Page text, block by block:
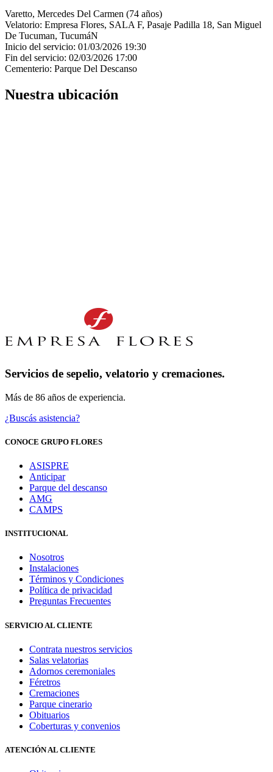
Varetto, Mercedes Del Carmen (74 años)
Velatorio: Empresa Flores, SALA F, Pasaje Padilla 18, San Miguel
De Tucuman, TucumáN
Inicio del servicio: 01/03/2026 19:30
Fin del servicio: 02/03/2026 17:00
Cementerio: Parque Del Descanso
Nuestra ubicación
Servicios de sepelio, velatorio y cremaciones.
Más de 86 años de experiencia.
¿Buscás asistencia?
CONOCE GRUPO FLORES
ASISPRE
Anticipar
Parque del descanso
AMG
CAMPS
INSTITUCIONAL
Nosotros
Instalaciones
Términos y Condiciones
Política de privacidad
Preguntas Frecuentes
SERVICIO AL CLIENTE
Contrata nuestros servicios
Salas velatorias
Adornos ceremoniales
Féretros
Cremaciones
Parque cinerario
Obituarios
Coberturas y convenios
ATENCIÓN AL CLIENTE